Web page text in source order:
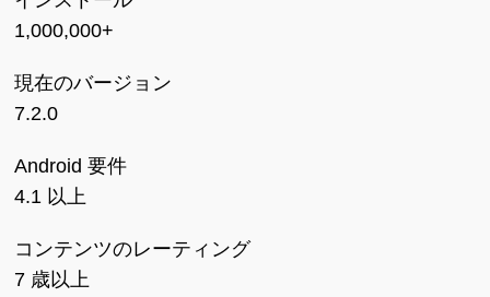
1,000,000+
現在のバージョン
7.2.0
Android 要件
4.1 以上
コンテンツのレーティング
7 歳以上